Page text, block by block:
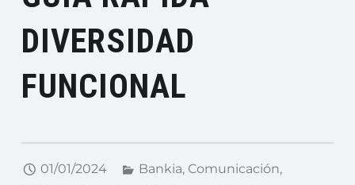
DIVERSIDAD
FUNCIONAL
01/01/2024 Bankia, Comunicación,